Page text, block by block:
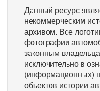
Данный ресурс
некоммерческим
архивом. Все
фотографии
законным
исключительно в
(информационных)
объектов истории